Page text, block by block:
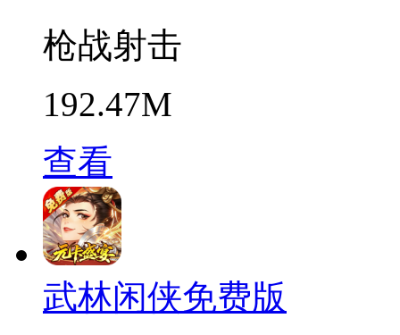
枪战射击
192.47M
查看
武林闲侠免费版